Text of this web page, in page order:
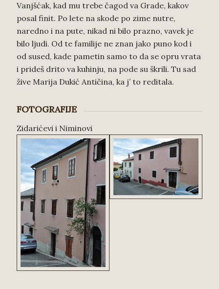
Vanjšćak, kad mu trebe čagod va Grade, kakov
posal finit. Po lete na skode po zime nutre,
naredno i na pute, nikad ni bilo prazno, vavek je
bilo ljudi. Od te familije ne znan jako puno kod i
od sused, kade pametin samo to da se opru vrata
i prideš drito va kuhinju, na pode su škrili. Tu sad
žive Marija Dukić Antičina, ka j’ to reditala.
FOTOGRAFIJE
Zidarićevi i Niminovi